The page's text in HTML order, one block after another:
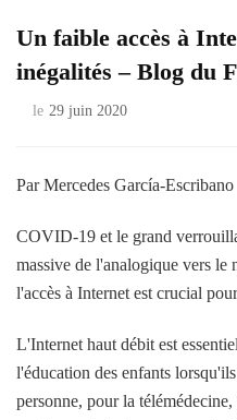
Un faible accès à
inégalités – Blog du
le 29 juin 2020
Par Mercedes García-Escribano
COVID-19 et le grand
massive de l'analogique vers le
l'accès à Internet est crucial
L'Internet haut débit est
l'éducation des enfants
personne, pour la